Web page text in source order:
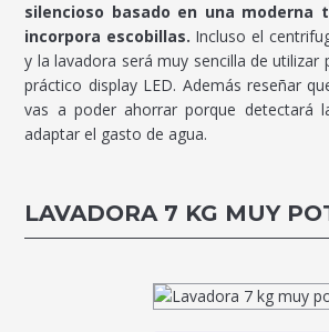
silencioso basado en una moderna
incorpora escobillas. Incluso el
y la lavadora será muy sencilla de utilizar
práctico display LED. Además reseñar
vas a poder ahorrar porque detectará
adaptar el gasto de agua.
LAVADORA 7 KG MUY